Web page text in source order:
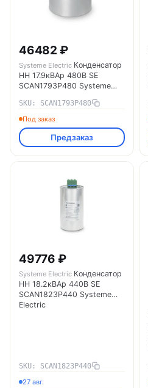
46482 ₽
Systeme Electric Конденсатор
НН 17.9кВАр 480В SE
SCAN1793P480 Systeme
SKU: SCAN1793P480
Под заказ
Предзаказ
49776 ₽
Systeme Electric Конденсатор
НН 18.2кВАр 440В SE
SCAN1823P440 Systeme
Electric
SKU: SCAN1823P440
27 авг.